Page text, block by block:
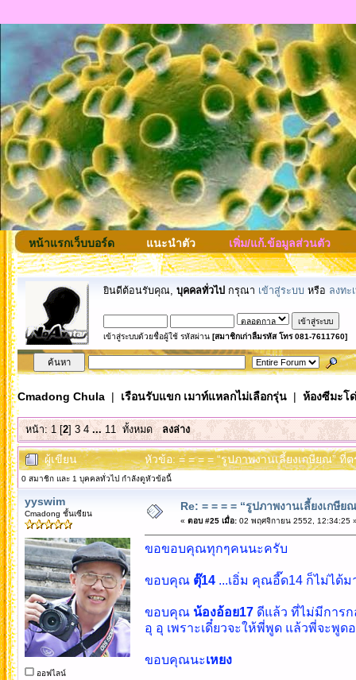
หน้าแรกเว็บบอร์ด แนะนำตัว เพิ่ม/แก้.ข้อมูลส่วนตัว
ยินดีต้อนรับคุณ, บุคคลทั่วไป กรุณา เข้าสู่ระบบ หรือ ลงทะ
เข้าสู่ระบบด้วยชื่อผู้ใช้ รหัสผ่าน [สมาชิกเก่าลืมรหัส โทร 081-7611760]
Cmadong Chula| เรือนรับแขก เมาท์แหลกไม่เลือกรุ่น| ห้องซีมะโ
หน้า:1[2] 3 4 ... 11 ทั้งหมด ลงล่าง
ผู้เขียน หัวข้อ: = = = = “รูปภาพงานเลี้ยงเกษียณ”
0 สมาชิก และ 1 บุคคลทั่วไป กำลังดูหัวข้อนี้
yyswim
Cmadong ชั้นเซียน
ออฟไลน์
Re: = = = = “รูปภาพงานเลี้ยงเกษี
« ตอบ #25 เมื่อ:02 พฤศจิกายน 2552, 12:34:25
ขอขอบคุณทุกๆคนนะครับ
ขอบคุณ ตุ๊14...เอิ่ม คุณอี๊ด14 ก็ไม่ได้ม
ขอบคุณ น้องอ้อย17 ดีแล้ว ที่ไม่มีการก
อุ อุ เพราะเดี๋ยวจะให้พี่พูด แล้วพี่จะพูด
ขอบคุณนะเหยง